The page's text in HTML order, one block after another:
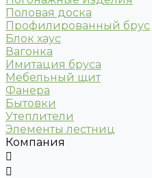
Половая доска
Профилированный брус
Блок хаус
Вагонка
Имитация бруса
Мебельный щит
Фанера
Бытовки
Утеплители
Элементы лестниц
Компания